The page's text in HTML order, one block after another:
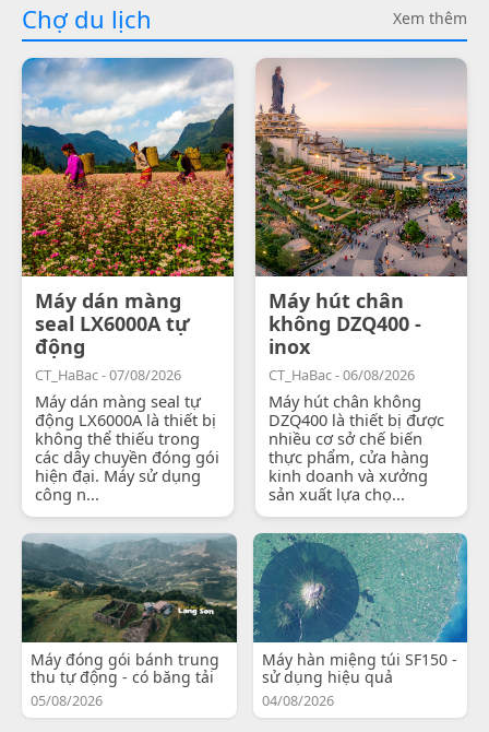
Chợ du lịch Xem thêm
Máy dán màng
seal LX6000A tự
động
CT_HaBac - 07/08/2026
Máy dán màng seal tự
động LX6000A là thiết bị
không thể thiếu trong
các dây chuyền đóng gói
hiện đại. Máy sử dụng
công n...
Máy hút chân
không DZQ400 -
inox
CT_HaBac - 06/08/2026
Máy hút chân không
DZQ400 là thiết bị được
nhiều cơ sở chế biến
thực phẩm, cửa hàng
kinh doanh và xưởng
sản xuất lựa chọ...
Máy đóng gói bánh trung
thu tự động - có băng tải
05/08/2026
Máy hàn miệng túi SF150 -
sử dụng hiệu quả
04/08/2026